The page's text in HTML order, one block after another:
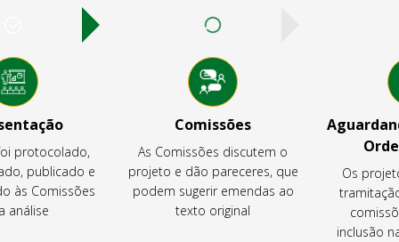
protocolado,
publicado e
às Comissões
análise
Comissões
As Comissões discutem o
projeto e dão pareceres, que
podem sugerir emendas ao
texto original
Os
inclusão